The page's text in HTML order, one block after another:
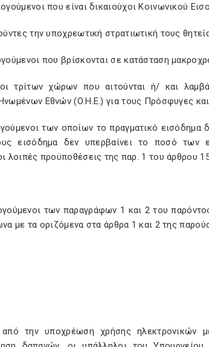
που είναι δικαιούχοι Κοινωνικού
την υποχρεωτική στρατιωτική τους
που βρίσκονται σε κατάσταση
τρίτων χώρων που αιτούνται ή/ και
Εθνών (Ο.Η.Ε.) για τους Πρόσφυγες
των οποίων το πραγματικό
εισόδημα δεν υπερβαίνει το ποσό των
λοιπές προϋποθέσεις της παρ. 1 του άρθρου
των παραγράφων 1 και 2 του
με τα οριζόμενα στα άρθρα 1 και 2 της
από την υποχρέωση χρήσης